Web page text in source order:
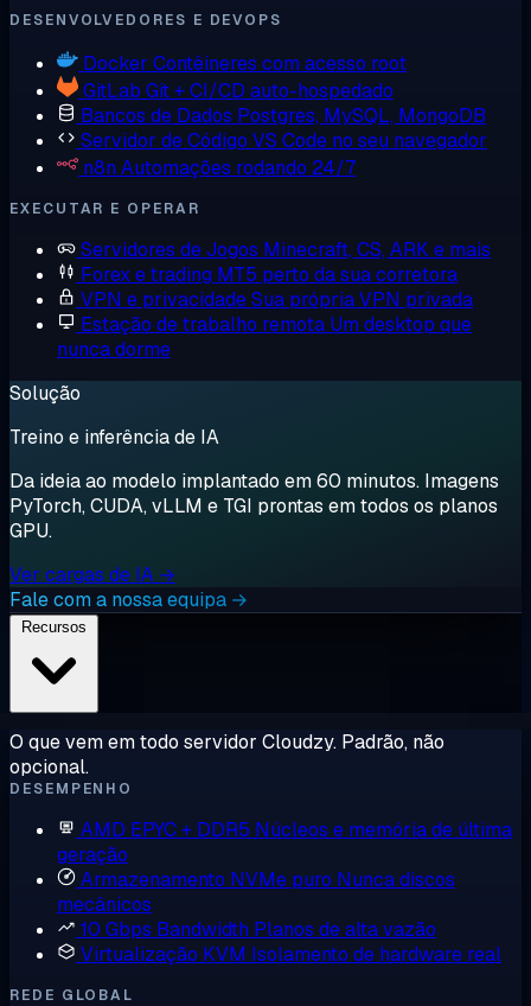
DESENVOLVEDORES E DEVOPS
Docker Contêineres com acesso root
GitLab Git + CI/CD auto-hospedado
Bancos de Dados Postgres, MySQL, MongoDB
Servidor de Código VS Code no seu navegador
n8n Automações rodando 24/7
EXECUTAR E OPERAR
Servidores de Jogos Minecraft, CS, ARK e mais
Forex e trading MT5 perto da sua corretora
VPN e privacidadeSua própria VPN privada
Estação de trabalho remota Um desktop que
nunca dorme
Solução
Treino e inferência de IA
Da ideia ao modelo implantado em 60 minutos. Imagens
PyTorch, CUDA, vLLM e TGI prontas em todos os planos
GPU.
Ver cargas de IA →
Fale com a nossa equipa →
O que vem em todo servidor Cloudzy. Padrão, não
opcional.
DESEMPENHO
AMD EPYC + DDR5 Núcleos e memória de última
geração
Armazenamento NVMe puro Nunca discos
mecânicos
10 Gbps Bandwidth Planos de alta vazão
Virtualização KVM Isolamento de hardware real
REDE GLOBAL